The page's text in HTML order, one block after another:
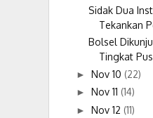
Sidak Dua
Tekankan
Bolsel
Tingkat
► Nov 10 (22)
► Nov 11 (14)
► Nov 12 (11)